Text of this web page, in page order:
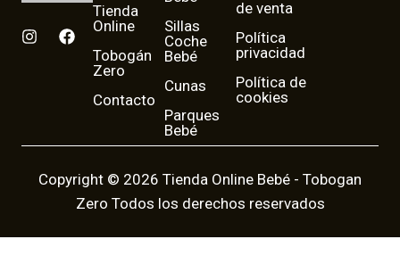
I
a
F
a
k
Tienda
Online
Tobogán
Zero
Contacto
Sillas
Coche
Bebé
Cunas
Parques
Bebé
de venta
Política
privacidad
Política de
cookies
Copyright © 2026 Tienda Online Bebé - Tobogan
Zero Todos los derechos reservados